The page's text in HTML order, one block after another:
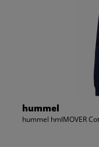
hummel
hummel hmlMOVER